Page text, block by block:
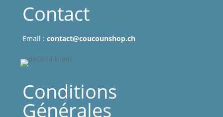
Contact
Email : contact@coucounshop.ch
Conditions
Générales